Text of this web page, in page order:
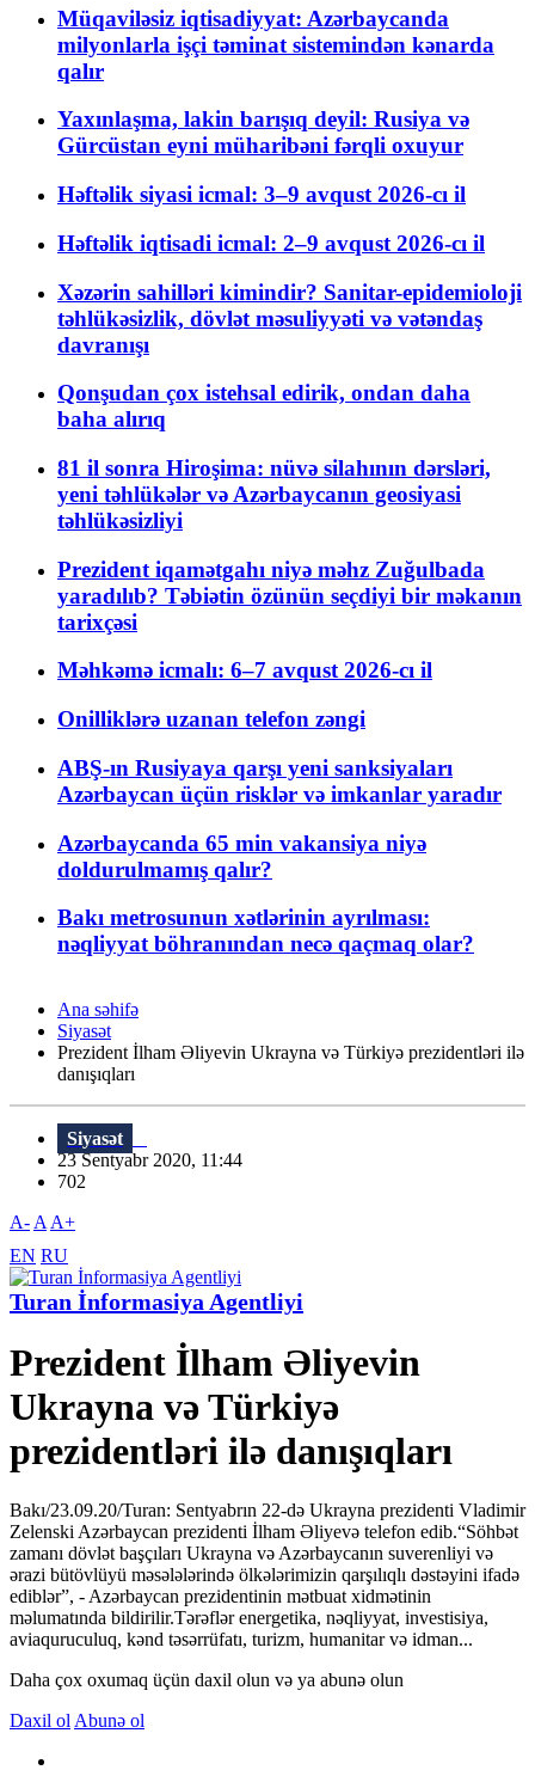
Müqaviləsiz iqtisadiyyat: Azərbaycanda
milyonlarla işçi təminat sistemindən kənarda
qalır
Yaxınlaşma, lakin barışıq deyil: Rusiya və
Gürcüstan eyni müharibəni fərqli oxuyur
Həftəlik siyasi icmal: 3–9 avqust 2026-cı il
Həftəlik iqtisadi icmal: 2–9 avqust 2026-cı il
Xəzərin sahilləri kimindir? Sanitar-epidemioloji
təhlükəsizlik, dövlət məsuliyyəti və vətəndaş
davranışı
Qonşudan çox istehsal edirik, ondan daha
baha alırıq
81 il sonra Hiroşima: nüvə silahının dərsləri,
yeni təhlükələr və Azərbaycanın geosiyasi
təhlükəsizliyi
Prezident iqamətgahı niyə məhz Zuğulbada
yaradılıb? Təbiətin özünün seçdiyi bir məkanın
tarixçəsi
Məhkəmə icmalı: 6–7 avqust 2026-cı il
Onilliklərə uzanan telefon zəngi
ABŞ-ın Rusiyaya qarşı yeni sanksiyaları
Azərbaycan üçün risklər və imkanlar yaradır
Azərbaycanda 65 min vakansiya niyə
doldurulmamış qalır?
Bakı metrosunun xətlərinin ayrılması:
nəqliyyat böhranından necə qaçmaq olar?
Ana səhifə
Siyasət
Prezident İlham Əliyevin Ukrayna və Türkiyə prezidentləri ilə
danışıqları
Siyasət
23 Sentyabr 2020, 11:44
702
A- A A+
EN RU
Turan İnformasiya Agentliyi
Prezident İlham Əliyevin
Ukrayna və Türkiyə
prezidentləri ilə danışıqları
Bakı/23.09.20/Turan: Sentyabrın 22-də Ukrayna prezidenti Vladimir
Zelenski Azərbaycan prezidenti İlham Əliyevə telefon edib.“Söhbət
zamanı dövlət başçıları Ukrayna və Azərbaycanın suverenliyi və
ərazi bütövlüyü məsələlərində ölkələrimizin qarşılıqlı dəstəyini ifadə
ediblər”, - Azərbaycan prezidentinin mətbuat xidmətinin
məlumatında bildirilir.Tərəflər energetika, nəqliyyat, investisiya,
aviaquruculuq, kənd təsərrüfatı, turizm, humanitar və idman...
Daha çox oxumaq üçün daxil olun və ya abunə olun
Daxil ol Abunə ol